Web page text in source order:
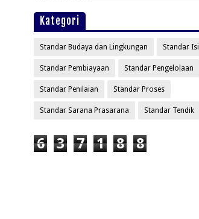
Kategori
Standar Budaya dan Lingkungan Standar Isi
Standar Pembiayaan Standar Pengelolaan
Standar Penilaian Standar Proses
Standar Sarana Prasarana Standar Tendik
6 3 7 1 8 8